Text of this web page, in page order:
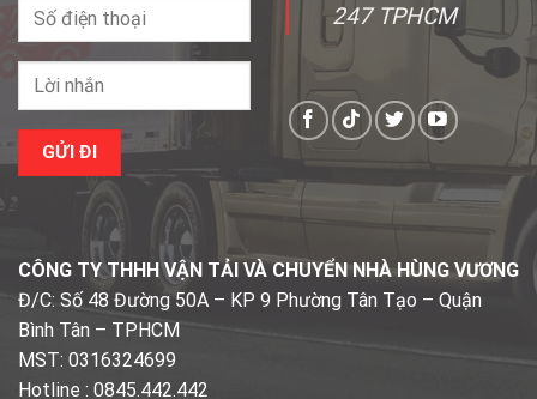
247 TPHCM
CÔNG TY THHH VẬN TẢI VÀ CHUYỂN NHÀ HÙNG VƯƠNG
Đ/C: Số 48 Đường 50A – KP 9 Phường Tân Tạo – Quận
Bình Tân – TPHCM
MST: 0316324699
Hotline : 0845.442.442